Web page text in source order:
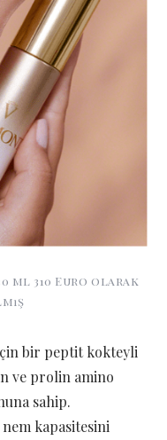
ml 310 Euro olarak
bir peptit kokteyli
ve prolin amino
sahip.
kapasitesini